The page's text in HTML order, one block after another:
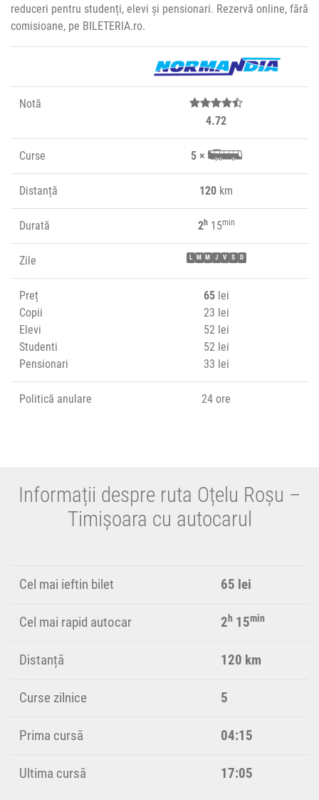
reduceri pentru studenți, elevi și pensionari. Rezervă online, fără
comisioane, pe BILETERIA.ro.
Notă
4.72
Curse 5 ×
Distanță 120 km
Durată 2h15min
Zile L M M J V S D
Preț
Copii
Elevi
Studenti
Pensionari
65lei
23 lei
52 lei
52 lei
33 lei
Politică anulare 24 ore
Informații despre ruta Oțelu Roșu –
Timișoara cu autocarul
Cel mai ieftin bilet 65 lei
Cel mai rapid autocar 2h 15min
Distanță 120 km
Curse zilnice 5
Prima cursă 04:15
Ultima cursă 17:05